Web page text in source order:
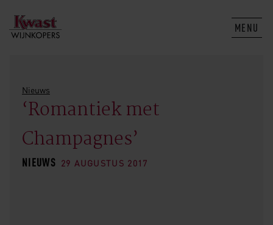
MENU
Nieuws
‘Romantiek met
Champagnes’
NIEUWS 29 AUGUSTUS 2017